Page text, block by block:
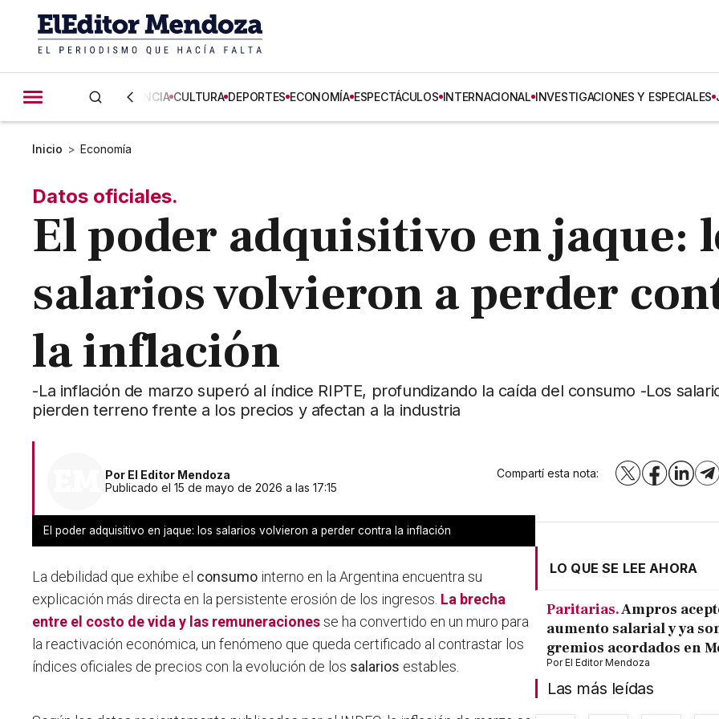
CIENCIA CULTURA DEPORTES ECONOMÍA ESPECTÁCULOS INTERNACIONAL INVESTIGACIONES Y ESPECIALES
Inicio > Economía
Datos oficiales.
El poder adquisitivo en jaque:
salarios volvieron a perder
la inflación
-La inflación de marzo superó al índice RIPTE, profundizando la caída del consumo -Los
pierden terreno frente a los precios y afectan a la industria
Por El Editor Mendoza
Publicado el 15 de mayo de 2026 a las 17:15
Compartí esta nota: X Facebook
El poder adquisitivo en jaque: los salarios volvieron a perder contra la inflación
La debilidad que exhibe el consumo interno en la Argentina encuentra su
explicación más directa en la persistente erosión de los ingresos. La brecha
entre el costo de viday las remuneracionesse ha convertido en un muro para
la reactivación económica, un fenómeno que queda certificado al contrastar los
índices oficiales de precios con la evolución de los salarios estables.
LO QUE SE LEE AHORA
Paritarias.Ampros
aumento salarial y ya
gremios acordados en
PorEl Editor Mendoza
Las más leídas